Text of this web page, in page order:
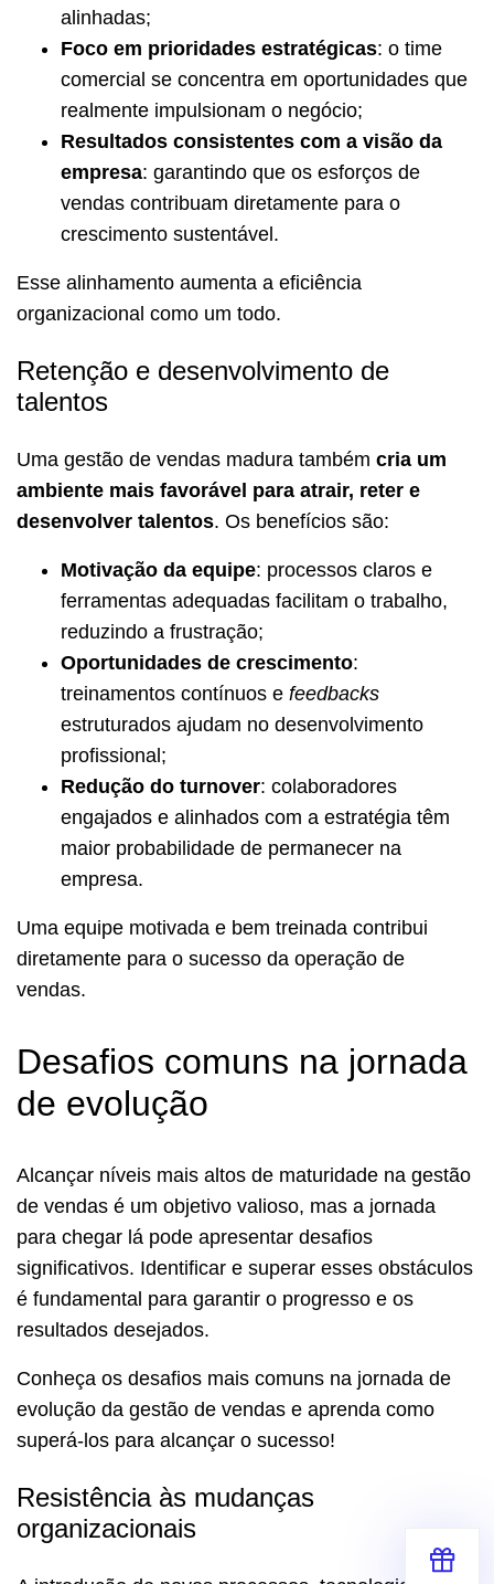
alinhadas;
Foco em prioridades estratégicas: o time
comercial se concentra em oportunidades que
realmente impulsionam o negócio;
Resultados consistentes com a visão da
empresa: garantindo que os esforços de
vendas contribuam diretamente para o
crescimento sustentável.
Esse alinhamento aumenta a eficiência
organizacional como um todo.
Retenção e desenvolvimento de
talentos
Uma gestão de vendas madura também cria um
ambiente mais favorável para atrair, reter e
desenvolver talentos. Os benefícios são:
Motivação da equipe: processos claros e
ferramentas adequadas facilitam o trabalho,
reduzindo a frustração;
Oportunidades de crescimento:
treinamentos contínuos e feedbacks
estruturados ajudam no desenvolvimento
profissional;
Redução do turnover: colaboradores
engajados e alinhados com a estratégia têm
maior probabilidade de permanecer na
empresa.
Uma equipe motivada e bem treinada contribui
diretamente para o sucesso da operação de
vendas.
Desafios comuns na jornada
de evolução
Alcançar níveis mais altos de maturidade na gestão
de vendas é um objetivo valioso, mas a jornada
para chegar lá pode apresentar desafios
significativos. Identificar e superar esses obstáculos
é fundamental para garantir o progresso e os
resultados desejados.
Conheça os desafios mais comuns na jornada de
evolução da gestão de vendas e aprenda como
superá-los para alcançar o sucesso!
Resistência às mudanças
organizacionais